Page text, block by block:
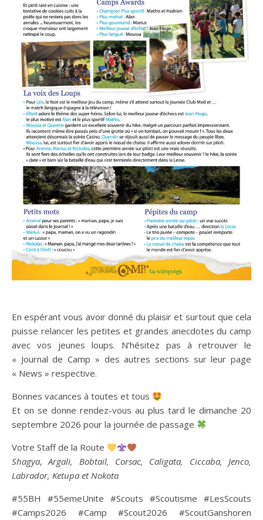
En espérant vous avoir donné du plaisir et surtout que cela
puisse relancer les petites et grandes anecdotes du camp
avec vos jeunes loups. N’hésitez pas à retrouver le
« Journal de Camp » des autres sections sur leur page
« News » respective.
Bonnes vacances à toutes et tous
Et on se donne rendez-vous au plus tard le dimanche 20
septembre 2026 pour la journée de passage
Votre Staff de la Route
Shagya,Argali, Bobtail, Corsac, Caligata, Ciccaba, Jenco,
Labrador, Ketupa et Nokota
#55BH #55emeUnite #Scouts #Scoutisme #LesScouts
#Camps2026 #Camp #Scout2026 #ScoutGanshoren